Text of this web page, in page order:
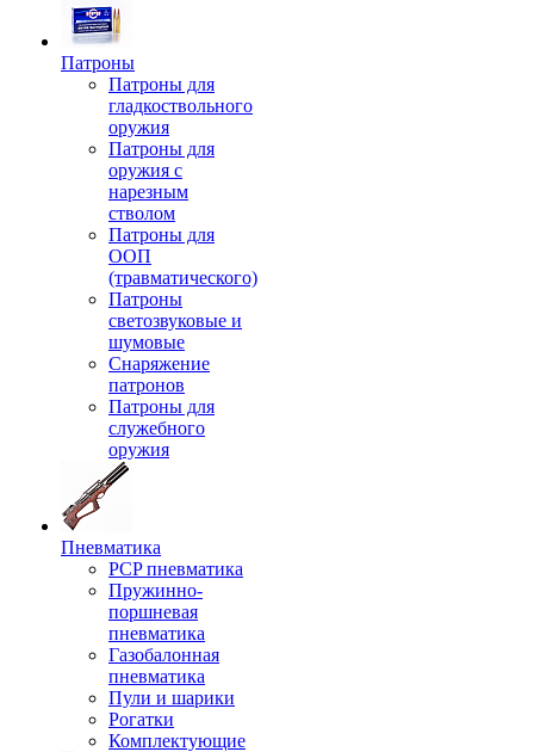
Патроны
Патроны для
гладкоствольного
оружия
Патроны для
оружия с
нарезным
стволом
Патроны для
ООП
(травматического)
Патроны
светозвуковые и
шумовые
Снаряжение
патронов
Патроны для
служебного
оружия
Пневматика
PCP пневматика
Пружинно-
поршневая
пневматика
Газобалонная
пневматика
Пули и шарики
Рогатки
Комплектующие